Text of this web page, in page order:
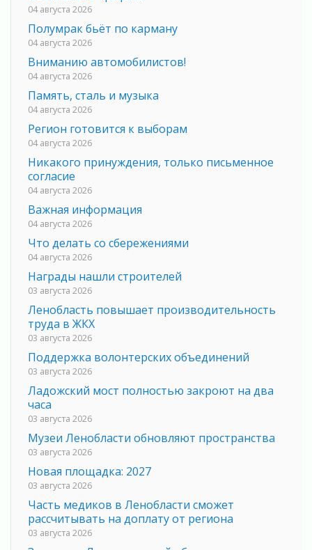
04 августа 2026
Полумрак бьёт по карману
04 августа 2026
Вниманию автомобилистов!
04 августа 2026
Память, сталь и музыка
04 августа 2026
Регион готовится к выборам
04 августа 2026
Никакого принуждения, только письменное
согласие
04 августа 2026
Важная информация
04 августа 2026
Что делать со сбережениями
04 августа 2026
Награды нашли строителей
03 августа 2026
Ленобласть повышает производительность
труда в ЖКХ
03 августа 2026
Поддержка волонтерских объединений
03 августа 2026
Ладожский мост полностью закроют на два
часа
03 августа 2026
Музеи Ленобласти обновляют пространства
03 августа 2026
Новая площадка: 2027
03 августа 2026
Часть медиков в Ленобласти сможет
рассчитывать на доплату от региона
03 августа 2026